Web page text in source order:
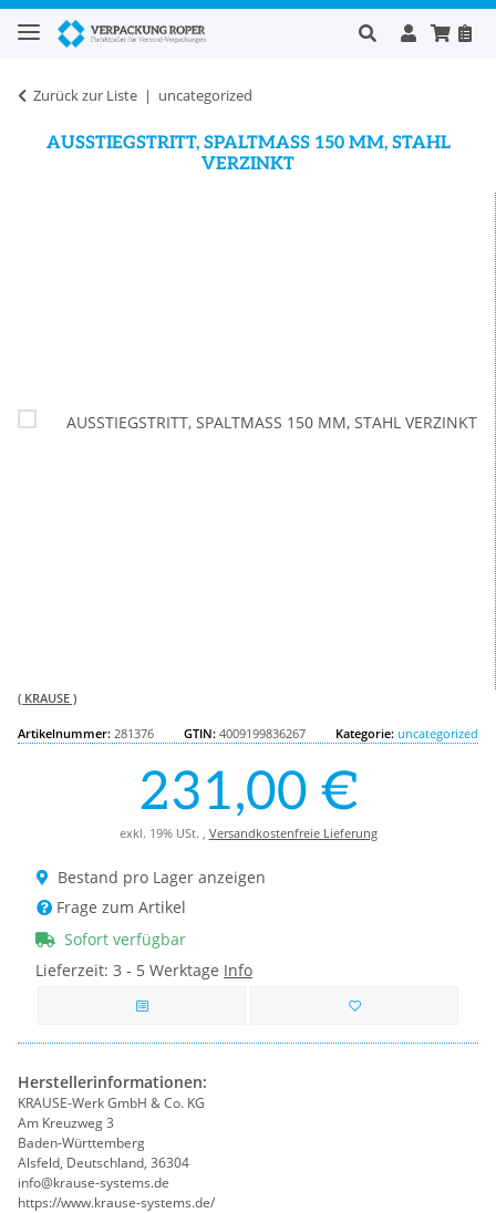
Zurück zur Liste uncategorized
AUSSTIEGSTRITT, SPALTMASS 150 MM, STAHL
VERZINKT
( KRAUSE )
Artikelnummer: 281376 GTIN: 4009199836267 Kategorie: uncategorized
231,00 €
exkl. 19% USt. , Versandkostenfreie Lieferung
Bestand pro Lager anzeigen
Frage zum Artikel
Sofort verfügbar
Lieferzeit: 3 - 5 Werktage Info
Herstellerinformationen:
KRAUSE-Werk GmbH & Co. KG
Am Kreuzweg 3
Baden-Württemberg
Alsfeld, Deutschland, 36304
info@krause-systems.de
https://www.krause-systems.de/